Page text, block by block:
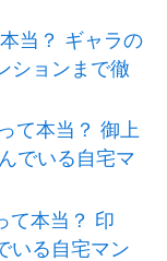
当？ ギャラの
ションまで徹
て本当？ 御上
でいる自宅マ
て本当？ 印
いる自宅マン